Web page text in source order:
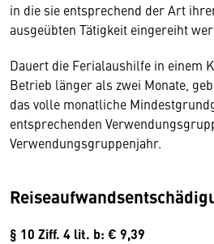
in die sie entsprechend der Art
ausgeübten Tätigkeit eingereiht
Dauert die Ferialaushilfe in einem
Betrieb länger als zwei Monate,
das volle monatliche
entsprechenden
Verwendungsgruppenjahr.
§ 10 Ziff. 4 lit. b: € 9,39